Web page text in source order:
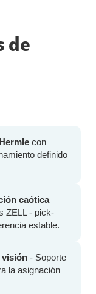
de
con
definido
caótica
ZELL - pick-
estable.
visión - Soporte
la asignación